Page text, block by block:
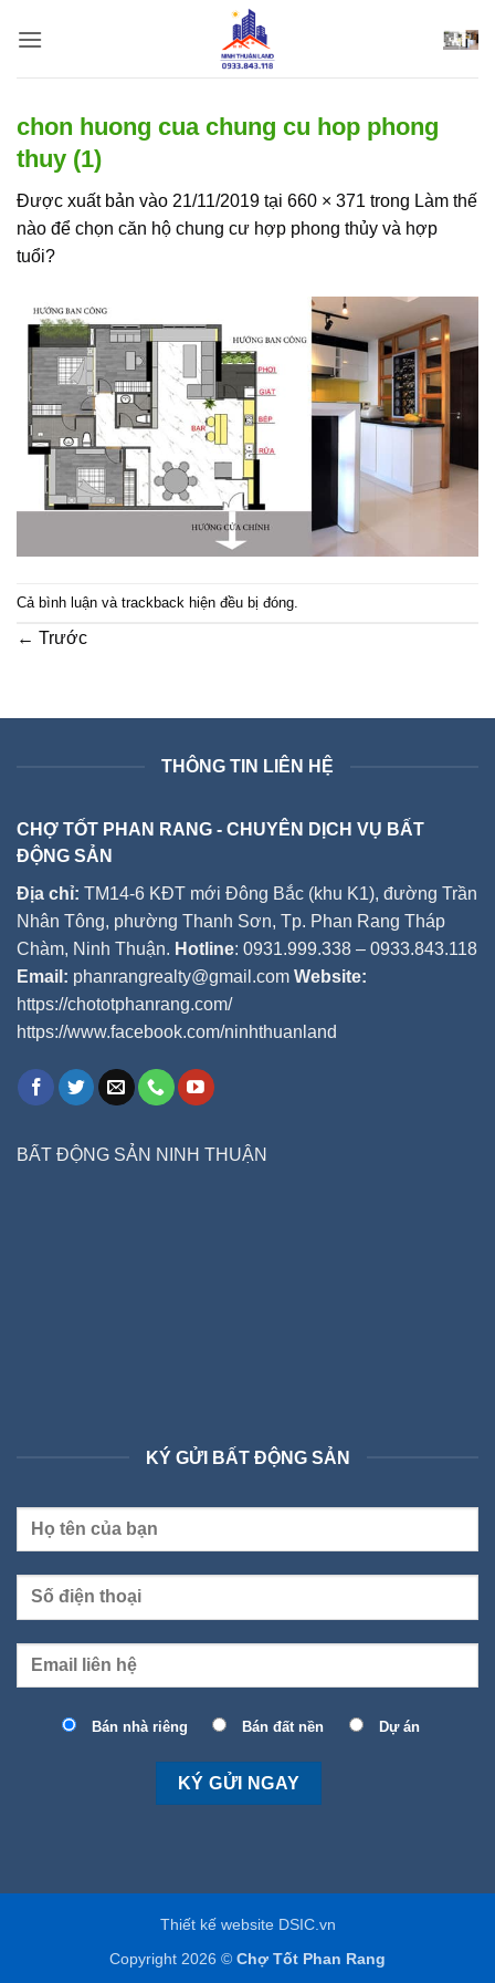
qua
chon huong cua chung cu hop phong
thuy (1)
Được xuất bản vào 21/11/2019 tại 660 × 371 trong Làm thế
nào để chọn căn hộ chung cư hợp phong thủy và hợp
tuổi?
Cả bình luận và trackback hiện đều bị đóng.
← Trước
THÔNG TIN LIÊN HỆ
CHỢ TỐT PHAN RANG - CHUYÊN DỊCH VỤ BẤT
ĐỘNG SẢN
Địa chỉ: TM14-6 KĐT mới Đông Bắc (khu K1), đường Trần
Nhân Tông, phường Thanh Sơn, Tp. Phan Rang Tháp
Chàm, Ninh Thuận. Hotline: 0931.999.338 – 0933.843.118
Email: phanrangrealty@gmail.com Website:
https://chototphanrang.com/
https://www.facebook.com/ninhthuanland
BẤT ĐỘNG SẢN NINH THUẬN
KÝ GỬI BẤT ĐỘNG SẢN
Bán nhà riêng Bán đất nền Dự án
Thiết kế website DSIC.vn
Copyright 2026 © Chợ Tốt Phan Rang